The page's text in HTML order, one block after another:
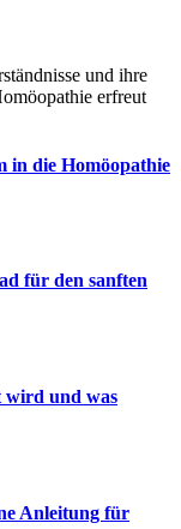
und ihre
erfreut
in die Homöopathie
für den sanften
wird und was
Anleitung für